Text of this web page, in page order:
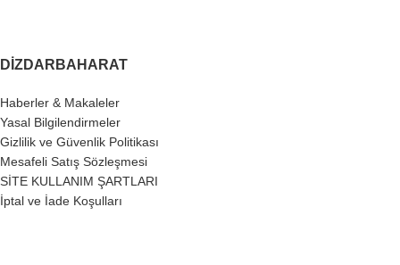
DIZDARBAHARAT
Haberler & Makaleler
Yasal Bilgilendirmeler
Gizlilik ve Güvenlik Politikası
Mesafeli Satış Sözleşmesi
SİTE KULLANIM ŞARTLARI
İptal ve İade Koşulları